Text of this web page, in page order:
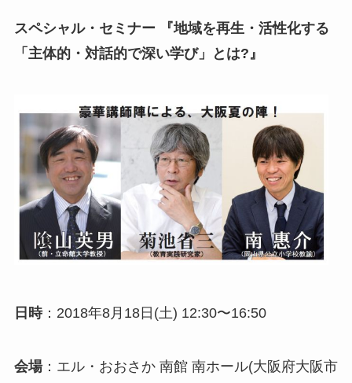
スペシャル・セミナー 『地域を再生・活性化する
「主体的・対話的で深い学び」とは?』
日時：2018年8月18日(土) 12:30〜16:50
会場：エル・おおさか 南館 南ホール(大阪府大阪市